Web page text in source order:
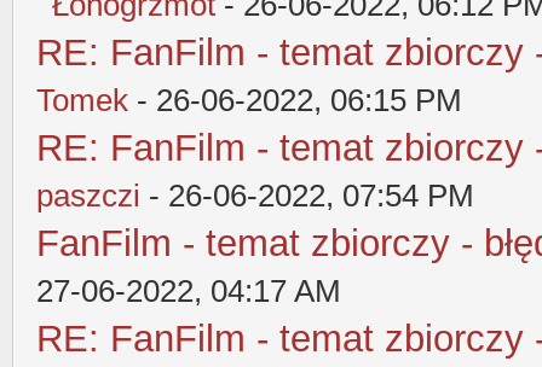
RE: FanFilm - temat zbiorczy
Tomek - 26-06-2022, 06:15 PM
RE: FanFilm - temat zbiorczy
paszczi - 26-06-2022, 07:54 PM
FanFilm - temat zbiorczy -
27-06-2022, 04:17 AM
RE: FanFilm - temat zbiorczy